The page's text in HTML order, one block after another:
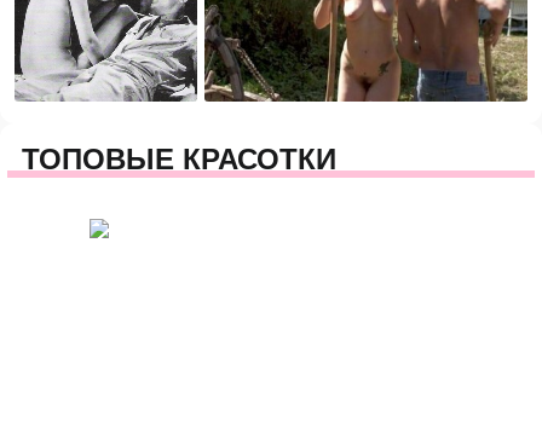
ТОПОВЫЕ КРАСОТКИ